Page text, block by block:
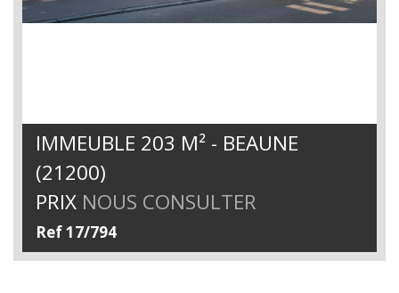
IMMEUBLE 203 M² - BEAUNE
(21200)
PRIX NOUS CONSULTER
Ref 17/794